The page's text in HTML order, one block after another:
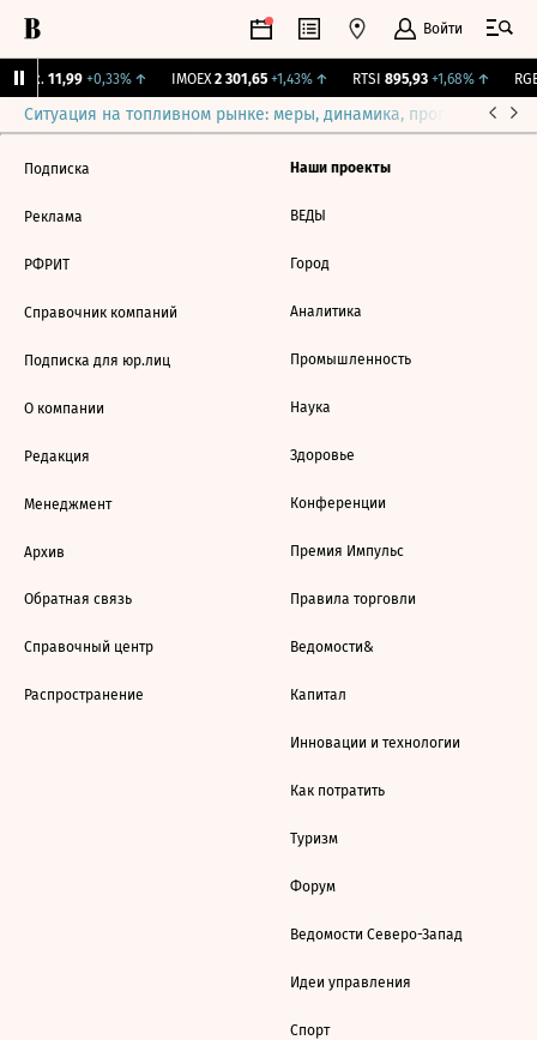
Войти
Бирж. 11,99 +0,33%↑ IMOEX 2 301,65 +1,43%↑ RTSI 895,93 +1,68%↑
Ситуация на топливном рынке: меры, динамика, прогнозы
Подписка
Реклама
РФРИТ
Справочник компаний
Подписка для юр.лиц
О компании
Редакция
Менеджмент
Архив
Обратная связь
Справочный центр
Распространение
Наши проекты
ВЕДЫ
Город
Аналитика
Промышленность
Наука
Здоровье
Конференции
Премия Импульс
Правила торговли
Ведомости&
Капитал
Инновации и технологии
Как потратить
Туризм
Форум
Ведомости Северо-Запад
Идеи управления
Спорт